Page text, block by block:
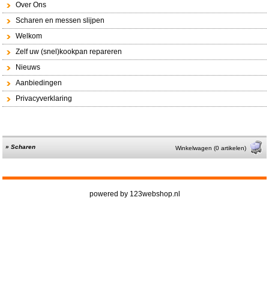
Over Ons
Scharen en messen slijpen
Welkom
Zelf uw (snel)kookpan repareren
Nieuws
Aanbiedingen
Privacyverklaring
»Scharen Winkelwagen (0 artikelen)
powered by 123webshop.nl